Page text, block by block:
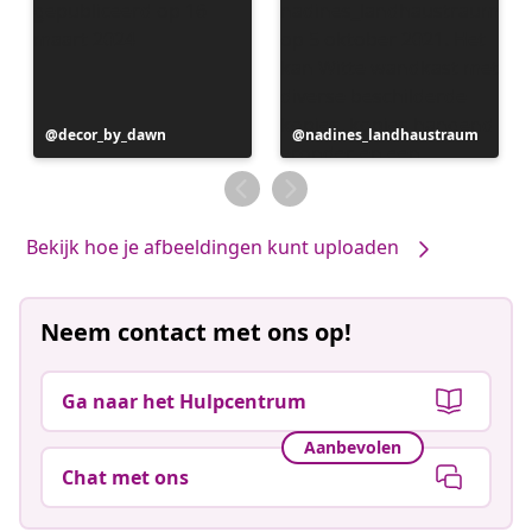
Bericht
gepubliceerd
decor_by_dawn
Bericht
gepubliceerd
door
nadines_landhaustraum
Bekijk hoe je afbeeldingen kunt uploaden
Neem contact met ons op!
Ga naar het Hulpcentrum
Aanbevolen
Chat met ons